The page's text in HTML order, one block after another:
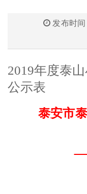
发布时间
2019年度泰
公示表
泰安市